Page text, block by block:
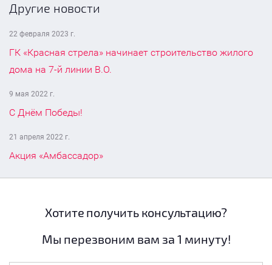
Другие новости
22 февраля 2023 г.
ГК «Красная стрела» начинает строительство жилого
дома на 7-й линии В.О.
9 мая 2022 г.
С Днём Победы!
21 апреля 2022 г.
Акция «Амбассадор»
Хотите получить консультацию?
Мы перезвоним вам за 1 минуту!